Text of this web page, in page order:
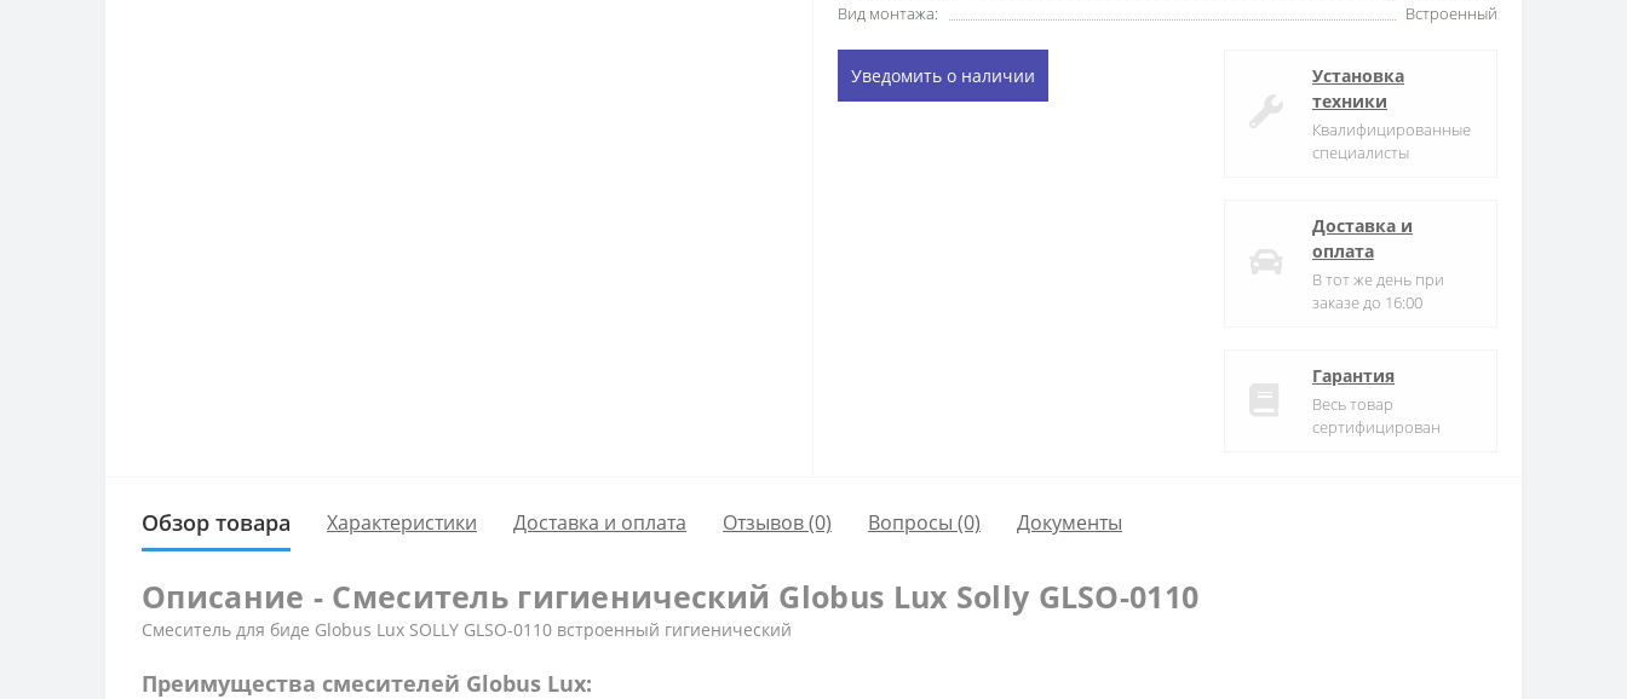
Вид монтажа:
Встроенный
Уведомить о наличии
Установка
техники
Квалифицированные
специалисты
Доставка и
оплата
В тот же день при
заказе до 16:00
Гарантия
Весь товар
сертифицирован
Обзор товара Характеристики Доставка и оплата Отзывов (0) Вопросы (0) Документы
Описание - Смеситель гигиенический Globus Lux Solly GLSO-0110
Смеситель для биде Globus Lux SOLLY GLSO-0110 встроенный гигиенический
Преимущества смесителей Globus Lux: